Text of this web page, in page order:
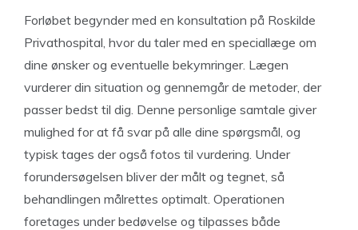
Forløbet begynder med en konsultation på Roskilde
Privathospital, hvor du taler med en speciallæge om
dine ønsker og eventuelle bekymringer. Lægen
vurderer din situation og gennemgår de metoder, der
passer bedst til dig. Denne personlige samtale giver
mulighed for at få svar på alle dine spørgsmål, og
typisk tages der også fotos til vurdering. Under
forundersøgelsen bliver der målt og tegnet, så
behandlingen målrettes optimalt. Operationen
foretages under bedøvelse og tilpasses både